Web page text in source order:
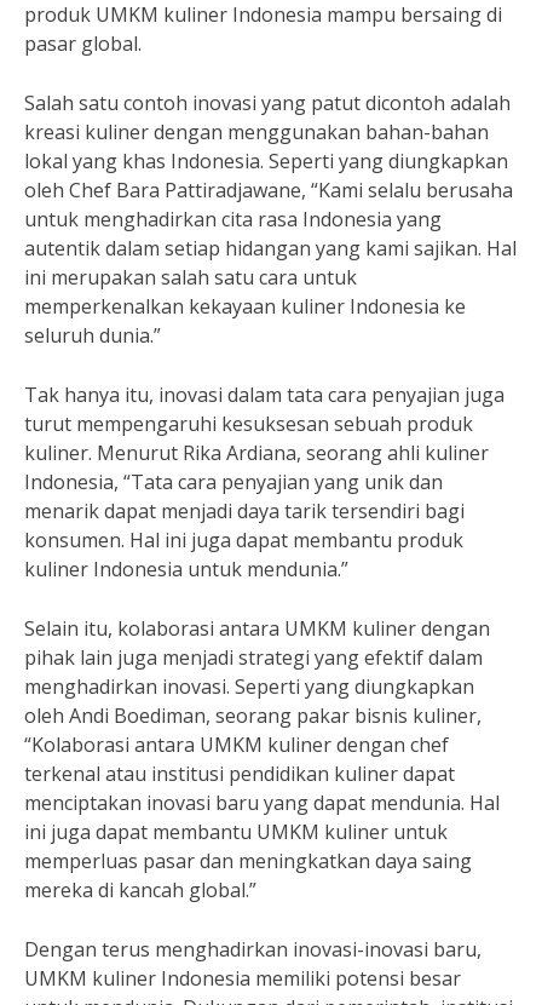
produk UMKM kuliner Indonesia mampu bersaing di
pasar global.
Salah satu contoh inovasi yang patut dicontoh adalah
kreasi kuliner dengan menggunakan bahan-bahan
lokal yang khas Indonesia. Seperti yang diungkapkan
oleh Chef Bara Pattiradjawane, “Kami selalu berusaha
untuk menghadirkan cita rasa Indonesia yang
autentik dalam setiap hidangan yang kami sajikan. Hal
ini merupakan salah satu cara untuk
memperkenalkan kekayaan kuliner Indonesia ke
seluruh dunia.”
Tak hanya itu, inovasi dalam tata cara penyajian juga
turut mempengaruhi kesuksesan sebuah produk
kuliner. Menurut Rika Ardiana, seorang ahli kuliner
Indonesia, “Tata cara penyajian yang unik dan
menarik dapat menjadi daya tarik tersendiri bagi
konsumen. Hal ini juga dapat membantu produk
kuliner Indonesia untuk mendunia.”
Selain itu, kolaborasi antara UMKM kuliner dengan
pihak lain juga menjadi strategi yang efektif dalam
menghadirkan inovasi. Seperti yang diungkapkan
oleh Andi Boediman, seorang pakar bisnis kuliner,
“Kolaborasi antara UMKM kuliner dengan chef
terkenal atau institusi pendidikan kuliner dapat
menciptakan inovasi baru yang dapat mendunia. Hal
ini juga dapat membantu UMKM kuliner untuk
memperluas pasar dan meningkatkan daya saing
mereka di kancah global.”
Dengan terus menghadirkan inovasi-inovasi baru,
UMKM kuliner Indonesia memiliki potensi besar